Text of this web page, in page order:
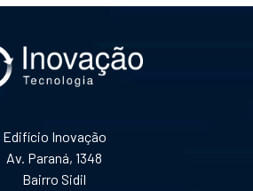
Edifício Inovação
Av. Paraná, 1348
Bairro Sidil